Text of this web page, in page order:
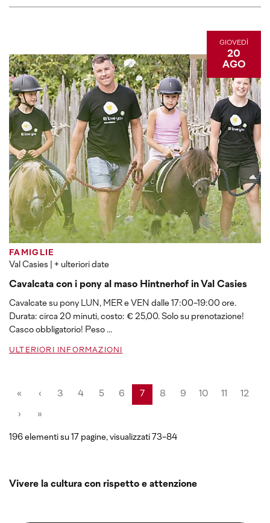
GIOVEDÌ
20
AGO
FAMIGLIE
Val Casies | + ulteriori date
Cavalcata con i pony al maso Hintnerhof in Val Casies
Cavalcate su pony LUN, MER e VEN dalle 17:00-19:00 ore.
Durata: circa 20 minuti, costo: € 25,00. Solo su prenotazione!
Casco obbligatorio! Peso ...
ULTERIORI INFORMAZIONI
« ‹ 3 4 5 6 7 8 9 10 11 12
› »
196 elementi su 17 pagine, visualizzati 73-84
Vivere la cultura con rispetto e attenzione